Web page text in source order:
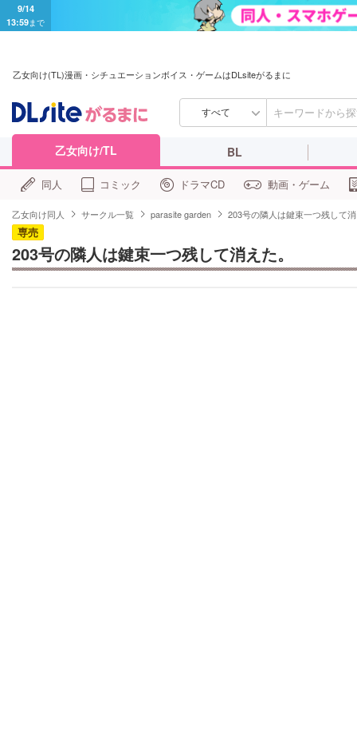
9/14
13:59まで
乙女向け(TL)漫画・シチュエーションボイス・ゲームはDLsiteがるまに
すべて
乙女向け/TL BL
同人 コミック ドラマCD 動画・ゲーム
乙女向け同人 サークル一覧 parasite garden 203号の隣人は鍵束一つ残して
専売
203号の隣人は鍵束一つ残して消えた。